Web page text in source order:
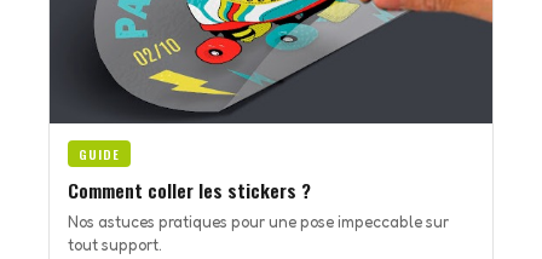
GUIDE
Comment coller les stickers ?
Nos astuces pratiques pour une pose impeccable sur
tout support.